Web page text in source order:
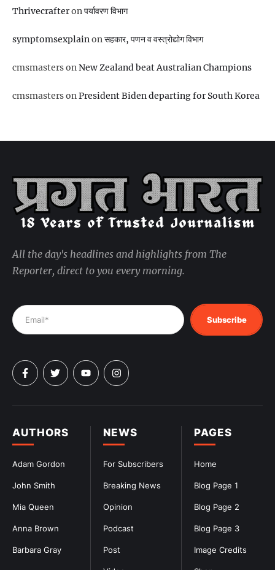
Thrivecrafteronपर्यावरण विभाग
symptomsexplainonसहकार, पणन व वस्‍त्रोद्योग विभाग
cmsmastersonNew Zealand beat Australian Champions
cmsmastersonPresident Biden departing for South Korea
PAGES
Home
Blog Page 1
Blog Page 2
Blog Page 3
Image Credits
NEWS
For Subscribers
Breaking News
Opinion
Podcast
Post
AUTHORS
Adam Gordon
John Smith
Mia Queen
Anna Brown
Barbara Gray
All the day's headlines and highlights from The
Reporter, direct to you every morning.
Subscribe